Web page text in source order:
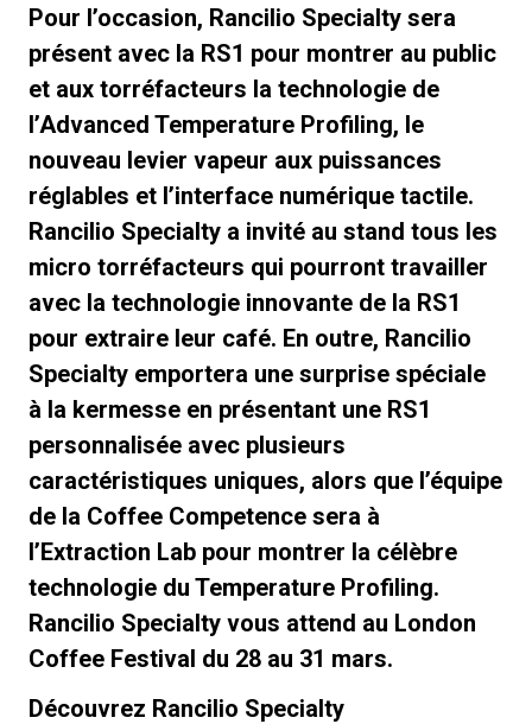
Pour l’occasion, Rancilio Specialty sera
présent avec la RS1 pour montrer au public
et aux torréfacteurs la technologie de
l’Advanced Temperature Profiling, le
nouveau levier vapeur aux puissances
réglables et l’interface numérique tactile.
Rancilio Specialty a invité au stand tous les
micro torréfacteurs qui pourront travailler
avec la technologie innovante de la RS1
pour extraire leur café. En outre, Rancilio
Specialty emportera une surprise spéciale
à la kermesse en présentant une RS1
personnalisée avec plusieurs
caractéristiques uniques, alors que l’équipe
de la Coffee Competence sera à
l’Extraction Lab pour montrer la célèbre
technologie du Temperature Profiling.
Rancilio Specialty vous attend au London
Coffee Festival du 28 au 31 mars.
Découvrez Rancilio Specialty